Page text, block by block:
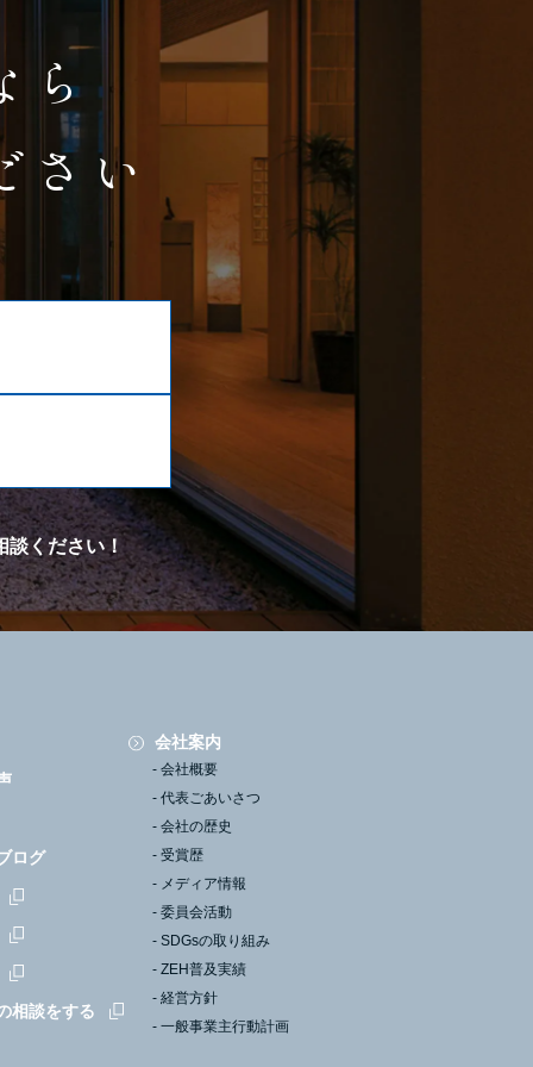
ら
さい
談ください！
ログ
相談をする
会社案内
会社概要
代表ごあいさつ
会社の歴史
受賞歴
メディア情報
委員会活動
SDGsの取り組み
ZEH普及実績
経営方針
一般事業主行動計画